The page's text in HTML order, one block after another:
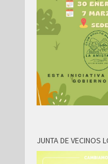
JUNTA DE VECINOS